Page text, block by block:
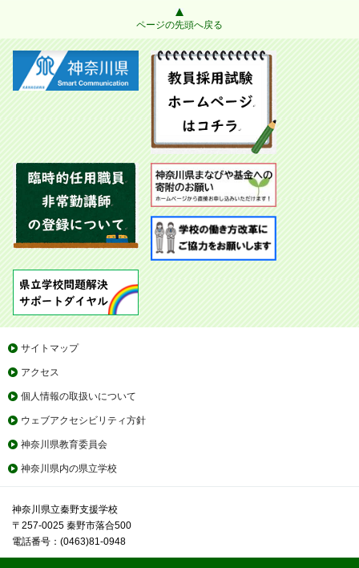
ページの先頭へ戻る
サイトマップ
アクセス
個人情報の取扱いについて
ウェブアクセシビリティ方針
神奈川県教育委員会
神奈川県内の県立学校
神奈川県立秦野支援学校
〒257-0025 秦野市落合500
電話番号：(0463)81-0948